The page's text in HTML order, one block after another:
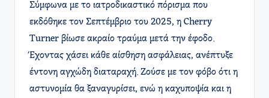
Σύμφωνα με το ιατροδικαστικό πόρισμα που
εκδόθηκε τον Σεπτέμβριο του 2025, η Cherry
Turner βίωσε ακραίο τραύμα μετά την έφοδο.
Έχοντας χάσει κάθε αίσθηση ασφάλειας, ανέπτυξε
έντονη αγχώδη διαταραχή. Ζούσε με τον φόβο ότι η
αστυνομία θα ξαναγυρίσει, ενώ η καχυποψία και η